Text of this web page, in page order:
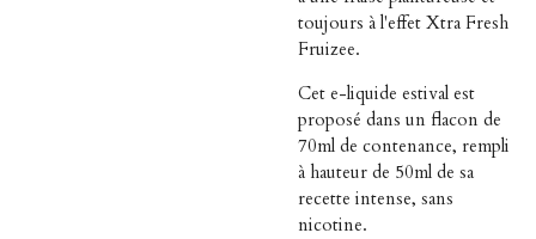
toujours à l'effet Xtra Fresh
Fruizee.
Cet e-liquide estival est
proposé dans un flacon de
70ml de contenance, rempli
à hauteur de 50ml de sa
recette intense, sans
nicotine.